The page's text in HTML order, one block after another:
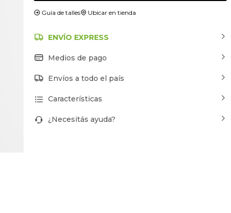
Guía de talles Ubicar en tienda
ENVÍO EXPRESS
Medios de pago
Envíos a todo el país
Características
¿Necesitás ayuda?